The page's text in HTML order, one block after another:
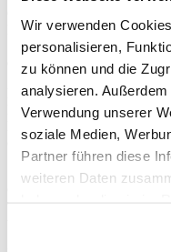
Wir verwenden
personalisieren,
zu können und die
analysieren.
Verwendung unserer
soziale Medien,
Partner führen diese
weiteren Daten
Liebfrauenschule
Schumann Europaschule
das Luise-von-Duesberg-
Regionalsiege bei
Meitner Gymnasium
Raumwissenschaften) und
(Bereich Technik).
Sonderpreise gab es für